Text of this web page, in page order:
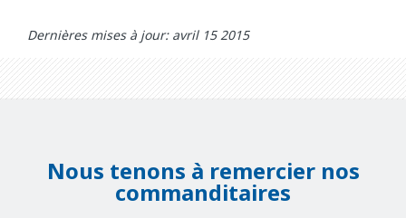
Dernières mises à jour: avril 15 2015
Nous tenons à remercier nos
commanditaires